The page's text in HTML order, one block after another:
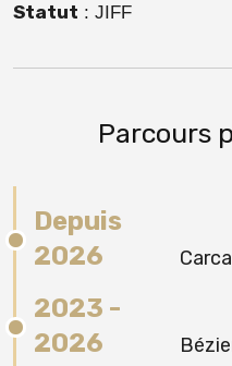
Statut : JIFF
Parcours
Depuis
2026
2023 -
2026